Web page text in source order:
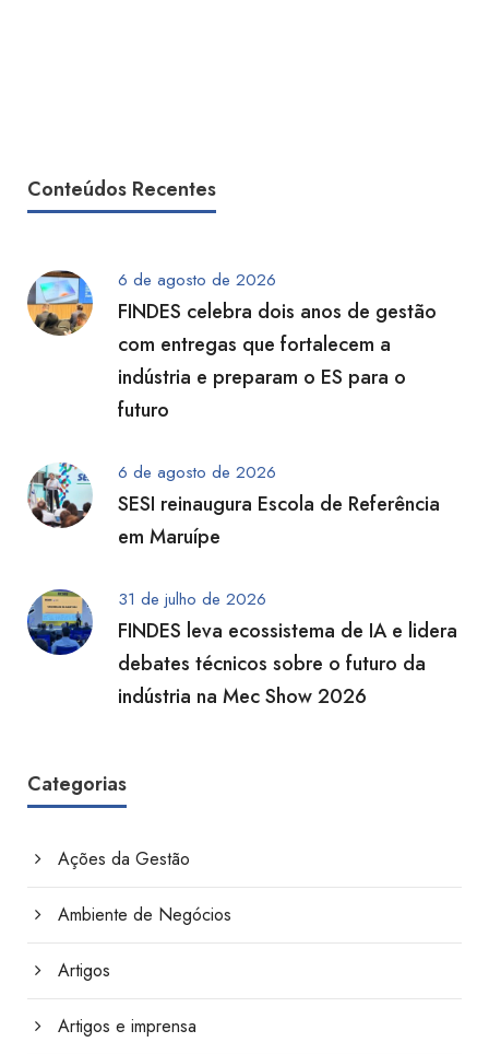
Conteúdos Recentes
6 de agosto de 2026
FINDES celebra dois anos de gestão
com entregas que fortalecem a
indústria e preparam o ES para o
futuro
6 de agosto de 2026
SESI reinaugura Escola de Referência
em Maruípe
31 de julho de 2026
FINDES leva ecossistema de IA e lidera
debates técnicos sobre o futuro da
indústria na Mec Show 2026
Categorias
Ações da Gestão
Ambiente de Negócios
Artigos
Artigos e imprensa